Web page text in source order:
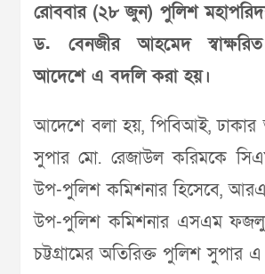
রোববার (২৮ জুন) পুলিশ
ড. বেনজীর আহমেদ
আদেশে এ বদলি করা হয়।
আদেশে বলা হয়, পিবিআই, ঢাকার
সুপার মো. রেজাউল করিমকে
উপ-পুলিশ কমিশনার হিসেবে,
উপ-পুলিশ কমিশনার এসএম
চট্টগ্রামের অতিরিক্ত পুলিশ